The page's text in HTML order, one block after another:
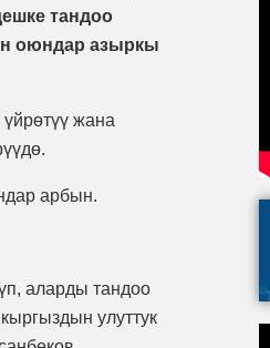
тандоо
оюндар азыркы
жана
арбын.
аларды тандоо
улуттук